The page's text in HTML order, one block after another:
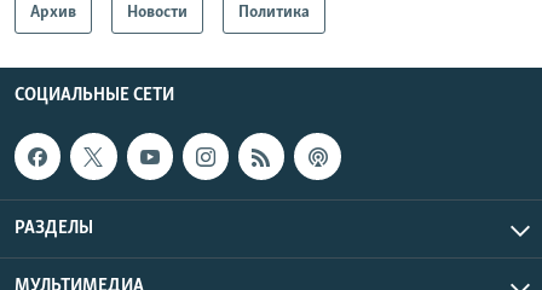
Архив Новости Политика
СОЦИАЛЬНЫЕ СЕТИ
РАЗДЕЛЫ
МУЛЬТИМЕДИА